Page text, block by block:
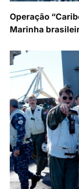
Operação
Marinha